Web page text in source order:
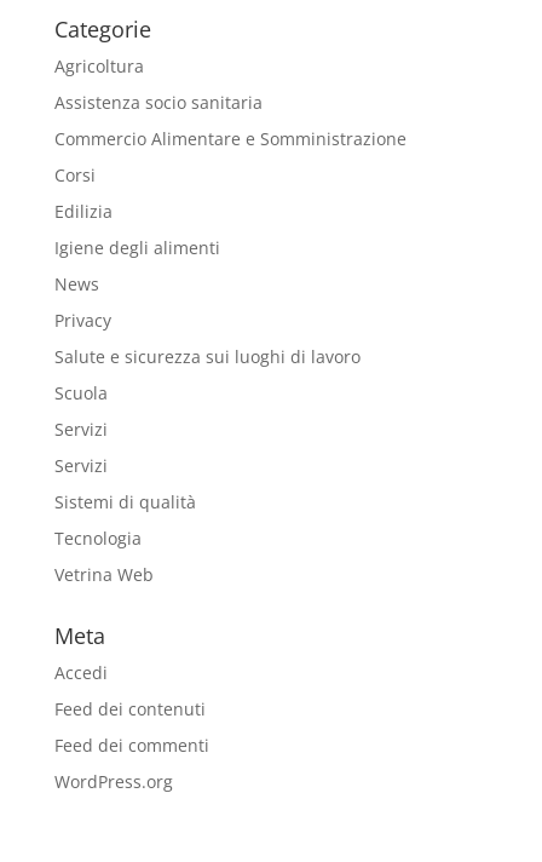
Categorie
Agricoltura
Assistenza socio sanitaria
Commercio Alimentare e Somministrazione
Corsi
Edilizia
Igiene degli alimenti
News
Privacy
Salute e sicurezza sui luoghi di lavoro
Scuola
Servizi
Servizi
Sistemi di qualità
Tecnologia
Vetrina Web
Meta
Accedi
Feed dei contenuti
Feed dei commenti
WordPress.org